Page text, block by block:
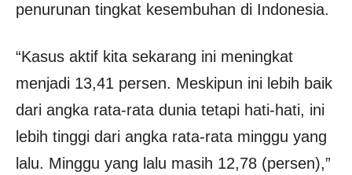
penurunan tingkat kesembuhan di Indonesia.
“Kasus aktif kita sekarang ini meningkat
menjadi 13,41 persen. Meskipun ini lebih baik
dari angka rata-rata dunia tetapi hati-hati, ini
lebih tinggi dari angka rata-rata minggu yang
lalu. Minggu yang lalu masih 12,78 (persen),”